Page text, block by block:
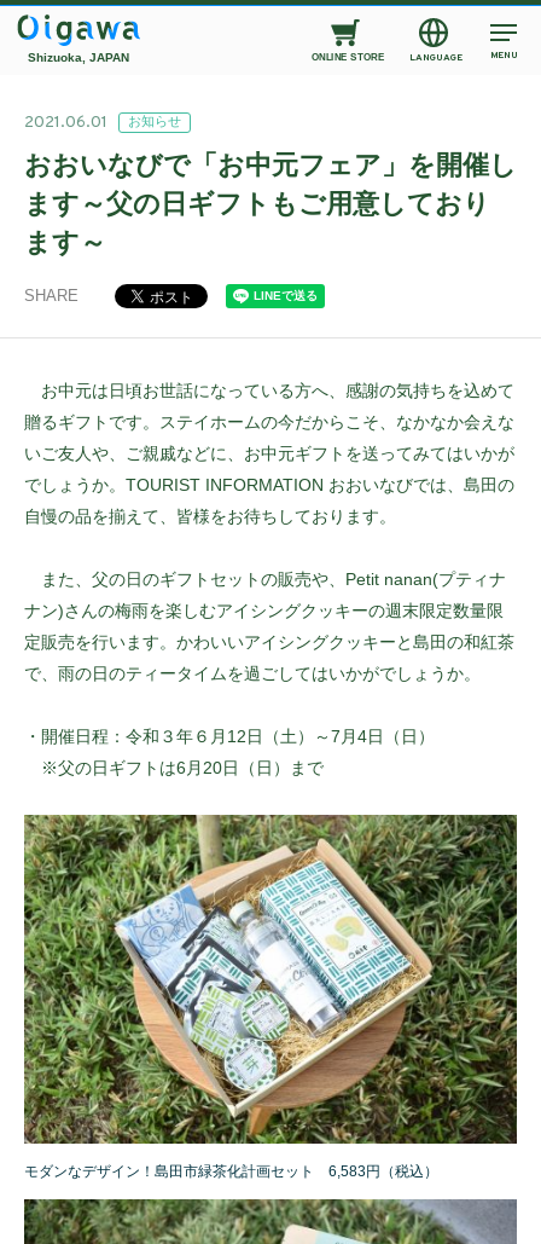
Shizuoka, JAPAN ONLINE STORE LANGUAGE MENU
2021.06.01 お知らせ
おおいなびで「お中元フェア」を開催し
ます～父の日ギフトもご用意しており
ます～
SHARE
お中元は日頃お世話になっている方へ、感謝の気持ちを込めて
贈るギフトです。ステイホームの今だからこそ、なかなか会えな
いご友人や、ご親戚などに、お中元ギフトを送ってみてはいかが
でしょうか。TOURIST INFORMATION おおいなびでは、島田の
自慢の品を揃えて、皆様をお待ちしております。
また、父の日のギフトセットの販売や、Petit nanan(プティナ
ナン)さんの梅雨を楽しむアイシングクッキーの週末限定数量限
定販売を行います。かわいいアイシングクッキーと島田の和紅茶
で、雨の日のティータイムを過ごしてはいかがでしょうか。
・開催日程：令和３年６月12日（土）～7月4日（日）
※父の日ギフトは6月20日（日）まで
モダンなデザイン！島田市緑茶化計画セット 6,583円（税込）